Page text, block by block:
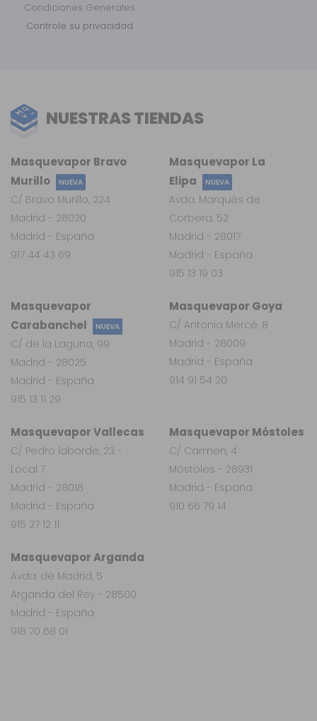
Condiciones Generales
Controle su privacidad
NUESTRAS TIENDAS
Masquevapor Arganda
Avda. de Madrid, 5
Arganda del Rey - 28500
Madrid - España
918 70 68 01
Masquevapor
Carabanchel
NUEVA
C/ de la Laguna, 99
Madrid - 28025
Madrid - España
915 13 11 29
Masquevapor Vallecas
C/ Pedro laborde, 23 -
Local 7
Madrid - 28018
Madrid - España
915 27 12 11
Masquevapor Móstoles
C/ Carmen, 4
Móstoles - 28931
Madrid - España
910 66 79 14
Masquevapor Goya
C/ Antonia Mercé, 8
Madrid - 28009
Madrid - España
914 91 54 20
Masquevapor La
Elipa
NUEVA
Avda. Marqués de
Corbera, 52
Madrid - 28017
Madrid - España
915 13 19 03
Masquevapor Bravo
Murillo
NUEVA
C/ Bravo Murillo, 224
Madrid - 28020
Madrid - España
917 44 43 69